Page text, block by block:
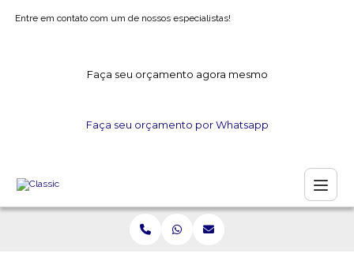
Entre em contato com um de nossos especialistas!
Faça seu orçamento agora mesmo
Faça seu orçamento por Whatsapp